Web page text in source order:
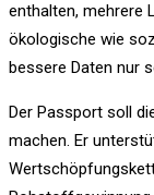
enthalten, mehrere
ökologische wie
bessere Daten nur
Der Passport soll
machen. Er